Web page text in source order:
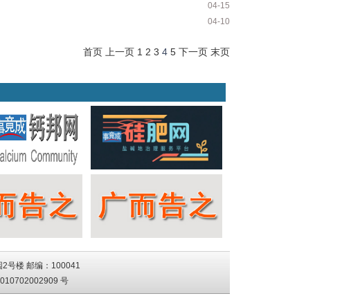
04-15
04-10
首页 上一页 1 2 3 4 5 下一页 末页
2号楼 邮编：100041
号